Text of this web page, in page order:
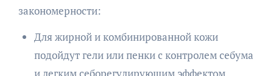
закономерности:
Для жирной и комбинированной кожи
подойдут гели или пенки с контролем себума
и легким себорегулирующим эффектом.